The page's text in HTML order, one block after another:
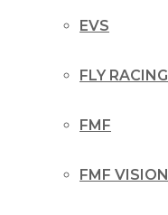
EVS
FLY RACING
FMF
FMF VISION